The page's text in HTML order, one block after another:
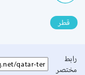
قطر
رابط
مختصر